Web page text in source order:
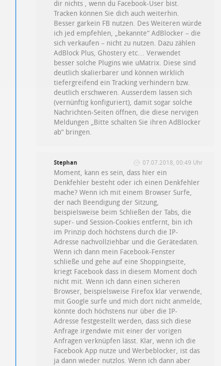
dir nichts , wenn du Facebook-User bist.
Tracken können Sie dich auch weiterhin.
Besser garkein FB nutzen. Des Weiteren würde
ich jed empfehlen, „bekannte“ AdBlocker – die
sich verkaufen – nicht zu nutzen. Dazu zählen
AdBlock Plus, Ghostery etc… Verwendet
besser solche Plugins wie uMatrix. Diese sind
deutlich skalierbarer und können wirklich
tiefergreifend ein Tracking verhindern bzw.
deutlich erschweren. Ausserdem lassen sich
(vernünftig konfiguriert), damit sogar solche
Nachrichten-Seiten öffnen, die diese nervigen
Meldungen „Bitte schalten Sie ihren AdBlocker
ab“ bringen.
Stephan 07.07.2018, 00:49 Uhr
Moment, kann es sein, dass hier ein
Denkfehler besteht oder ich einen Denkfehler
mache? Wenn ich mit einem Browser Surfe,
der nach Beendigung der Sitzung,
beispielsweise beim Schließen der Tabs, die
super- und Session-Cookies entfernt, bin ich
im Prinzip doch höchstens durch die IP-
Adresse nachvollziehbar und die Gerätedaten.
Wenn ich dann mein Facebook-Fenster
schließe und gehe auf eine Shoppingseite,
kriegt Facebook dass in diesem Moment doch
nicht mit. Wenn ich dann einen sicheren
Browser, beispielsweise Firefox klar verwende,
mit Google surfe und mich dort nicht anmelde,
könnte doch höchstens nur über die IP-
Adresse festgestellt werden, dass sich diese
Anfrage irgendwie mit einer der vorigen
Anfragen verknüpfen lässt. Klar, wenn ich die
Facebook App nutze und Werbeblocker, ist das
ja dann wieder nutzlos. Wenn ich dann aber